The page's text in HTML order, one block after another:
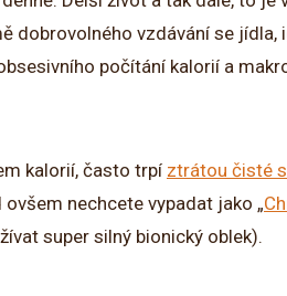
dobrovolného vzdávání se jídla,
počítání kalorií a
kalorií, často trpí ztrátou čisté
nechcete vypadat jako „
super silný bionický oblek).